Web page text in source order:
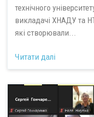
технічного
викладачі ХНАДУ та
які створювали...
Читати далі